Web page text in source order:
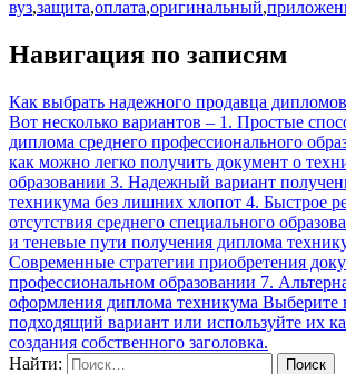
вуз,защита,оплата,оригинальный,
Навигация по записям
Как выбрать надежного продавца
Вот несколько вариантов – 1. Простые
диплома среднего профессионального
как можно легко получить документ о
образовании 3. Надежный вариант
техникума без лишних хлопот 4. Быстрое
отсутствия среднего специального
и теневые пути получения диплома
Современные стратегии приобретения
профессиональном образовании 7.
оформления диплома техникума Выберите
подходящий вариант или используйте их
создания собственного заголовка.
Найти: